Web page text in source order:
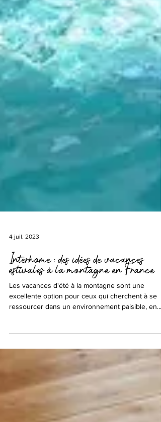
4 juil. 2023
Interhome : des idées de vacances
estivales à la montagne en France
Les vacances d'été à la montagne sont une
excellente option pour ceux qui cherchent à se